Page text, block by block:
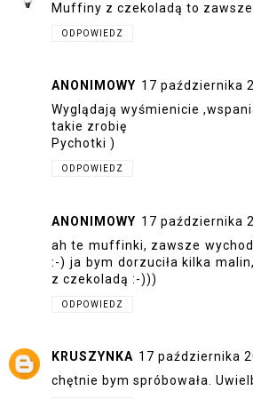
Muffiny z czekoladą to zawsze
ODPOWIEDZ
ANONIMOWY 17 października
Wyglądają wyśmienicie
takie zrobię
Pychotki )
ODPOWIEDZ
ANONIMOWY 17 października
ah te muffinki, zawsze
:-) ja bym dorzuciła kilka
z czekoladą :-)))
ODPOWIEDZ
KRUSZYNKA 17 października
chętnie bym spróbowała.